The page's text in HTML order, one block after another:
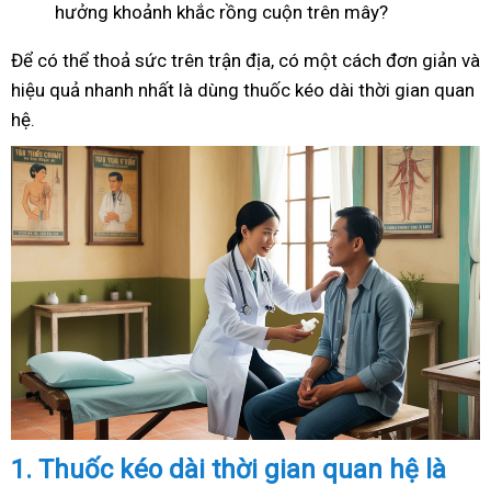
hưởng khoảnh khắc rồng cuộn trên mây?
Để có thể thoả sức trên trận địa, có một cách đơn giản và
hiệu quả nhanh nhất là dùng thuốc kéo dài thời gian quan
hệ.
1. Thuốc kéo dài thời gian quan hệ là